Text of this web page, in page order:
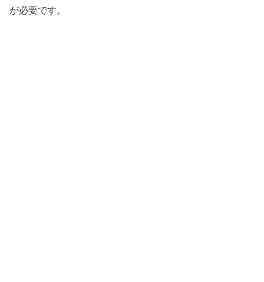
が必要です。